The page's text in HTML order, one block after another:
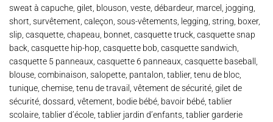
sweat à capuche, gilet, blouson, veste, débardeur, marcel, jogging,
short, survêtement, caleçon, sous-vêtements, legging, string, boxer,
slip, casquette, chapeau, bonnet, casquette truck, casquette snap
back, casquette hip-hop, casquette bob, casquette sandwich,
casquette 5 panneaux, casquette 6 panneaux, casquette baseball,
blouse, combinaison, salopette, pantalon, tablier, tenu de bloc,
tunique, chemise, tenu de travail, vêtement de sécurité, gilet de
sécurité, dossard, vêtement, bodie bébé, bavoir bébé, tablier
scolaire, tablier d’école, tablier jardin d’enfants, tablier garderie